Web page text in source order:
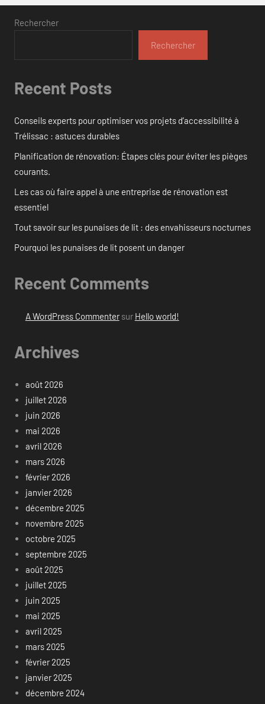
Rechercher
Rechercher
Recent Posts
Conseils experts pour optimiser vos projets d’accessibilité à
Trélissac : astuces durables
Planification de rénovation: Étapes clés pour éviter les pièges
courants.
Les cas où faire appel à une entreprise de rénovation est
essentiel
Tout savoir sur les punaises de lit : des envahisseurs nocturnes
Pourquoi les punaises de lit posent un danger
Recent Comments
A WordPress Commentersur Hello world!
Archives
août 2026
juillet 2026
juin 2026
mai 2026
avril 2026
mars 2026
février 2026
janvier 2026
décembre 2025
novembre 2025
octobre 2025
septembre 2025
août 2025
juillet 2025
juin 2025
mai 2025
avril 2025
mars 2025
février 2025
janvier 2025
décembre 2024